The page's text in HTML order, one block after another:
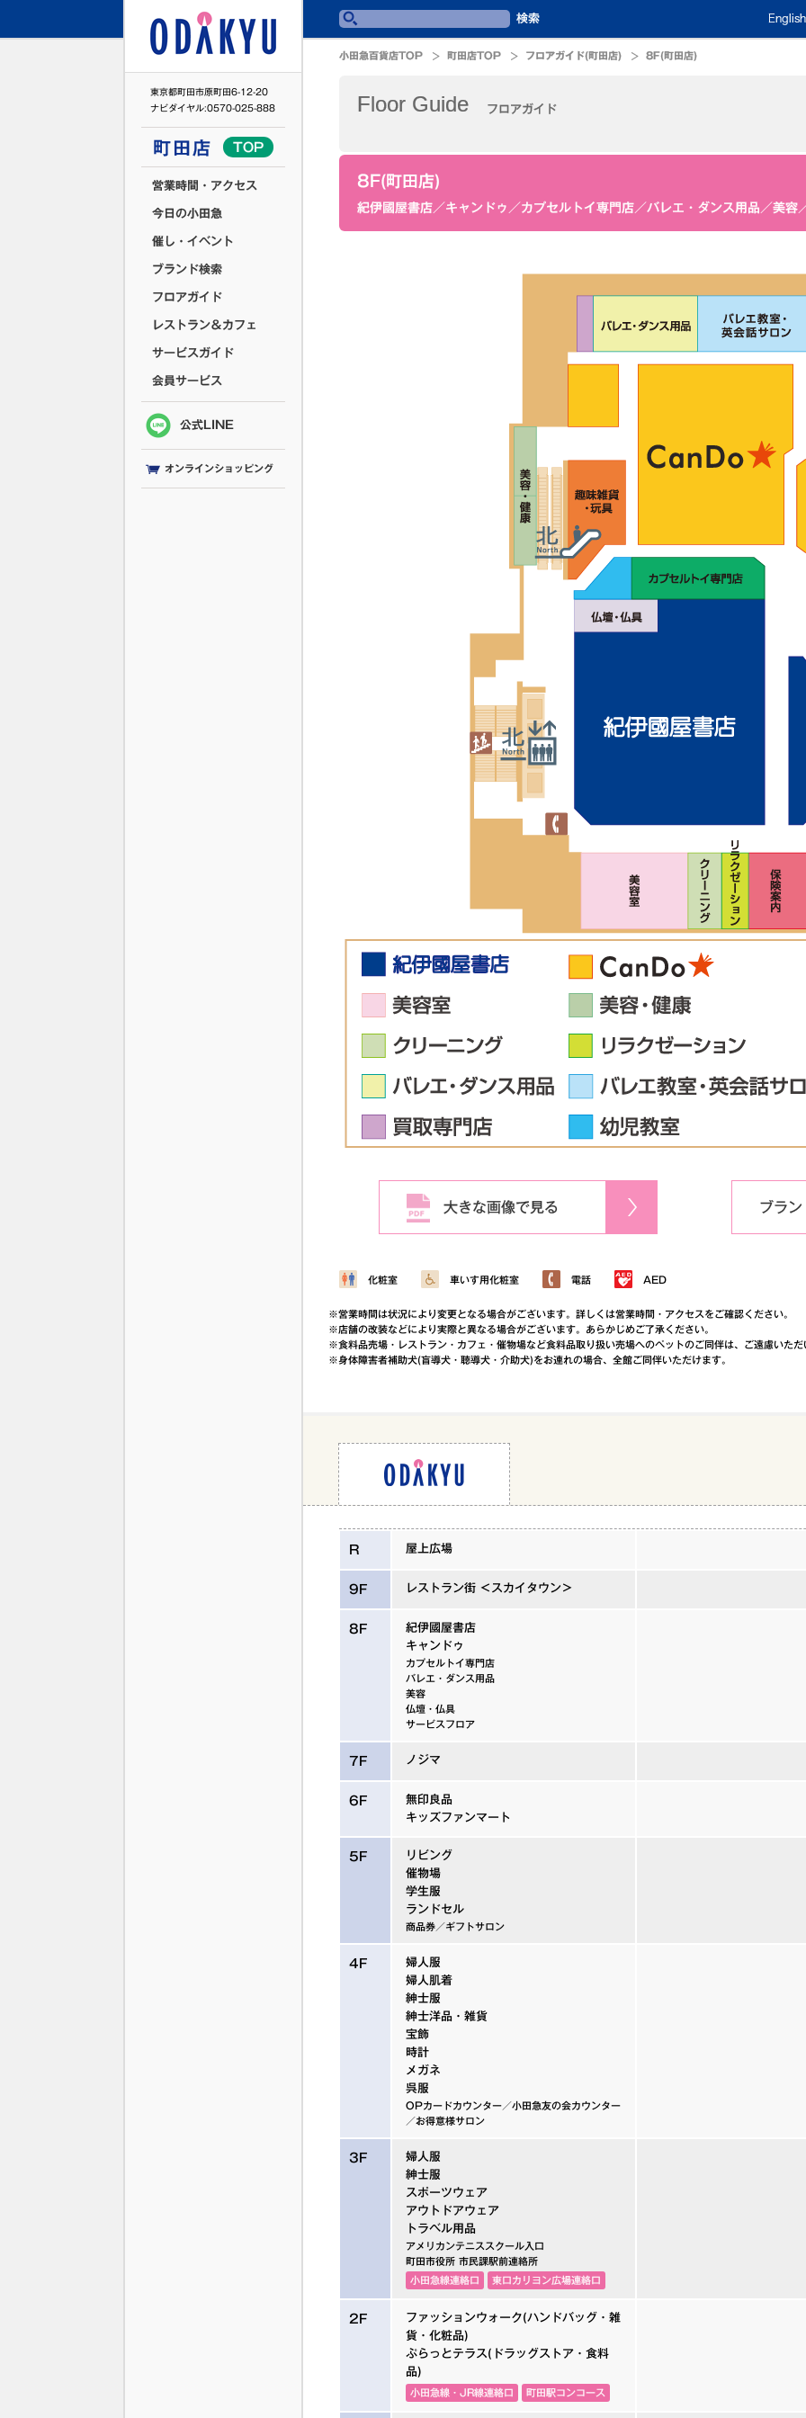
東京都町田市原町田6-12-20
ナビダイヤル:0570-025-888
町田店 TOP
営業時間・アクセス
今日の小田急
催し・イベント
ブランド検索
フロアガイド
レストラン＆カフェ
サービスガイド
会員サービス
公式LINE
オンラインショッピング
English
小田急百貨店TOP 町田店TOP フロアガイド(町田店) 8F(町田店)
Floor Guide フロアガイド
8F(町田店)
紀伊國屋書店／キャンドゥ／カプセルトイ専門店／バレエ・ダンス用品／美容
大きな画像で見る ブラン
化粧室 車いす用化粧室 電話 AED
※営業時間は状況により変更となる場合がございます。詳しくは営業時間・アクセスをご確認ください。
※店舗の改装などにより実際と異なる場合がございます。あらかじめご了承ください。
※食料品売場・レストラン・カフェ・催物場など食料品取り扱い売場へのペットのご同伴は、ご遠慮いた
※身体障害者補助犬(盲導犬・聴導犬・介助犬)をお連れの場合、全館ご同伴いただけます。
R 屋上広場
9F レストラン街 ＜スカイタウン＞
8F
紀伊國屋書店
キャンドゥ
カプセルトイ専門店
バレエ・ダンス用品
美容
仏壇・仏具
サービスフロア
7F ノジマ
6F
無印良品
キッズファンマート
5F
リビング
催物場
学生服
ランドセル
商品券／ギフトサロン
4F
婦人服
婦人肌着
紳士服
紳士洋品・雑貨
宝飾
時計
メガネ
呉服
OPカードカウンター／小田急友の会カウンター
／お得意様サロン
3F
婦人服
紳士服
スポーツウェア
アウトドアウェア
トラベル用品
アメリカンテニススクール入口
町田市役所 市民課駅前連絡所
小田急線連絡口
東口カリヨン広場連絡口
2F
ファッションウォーク(ハンドバッグ・雑
貨・化粧品)
ぷらっとテラス(ドラッグストア・食料
品)
小田急線・JR線連絡口 町田駅コンコース